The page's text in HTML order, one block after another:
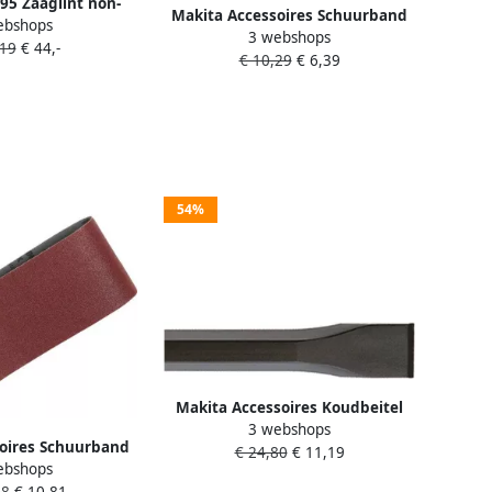
14TPI | Mtools
€ 44,-
Makita Accessoires Schuurband
K120 30x533 Red P-36712
3 webshops
€ 10,29€ 6,39
Schuurband
Red P-36887
54%
Makita Accessoires Koudbeitel
19x280mm SW17 D-08707
3 webshops
€ 24,80€ 11,19